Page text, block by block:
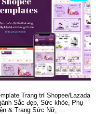
Trang trí Shopee/Lazada
Sắc đẹp, Sức khỏe, Phụ
& Trang Sức Nữ, …